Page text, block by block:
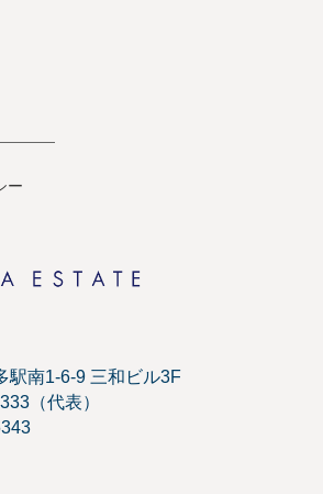
ー
駅南1-6-9 三和ビル3F
（代表）